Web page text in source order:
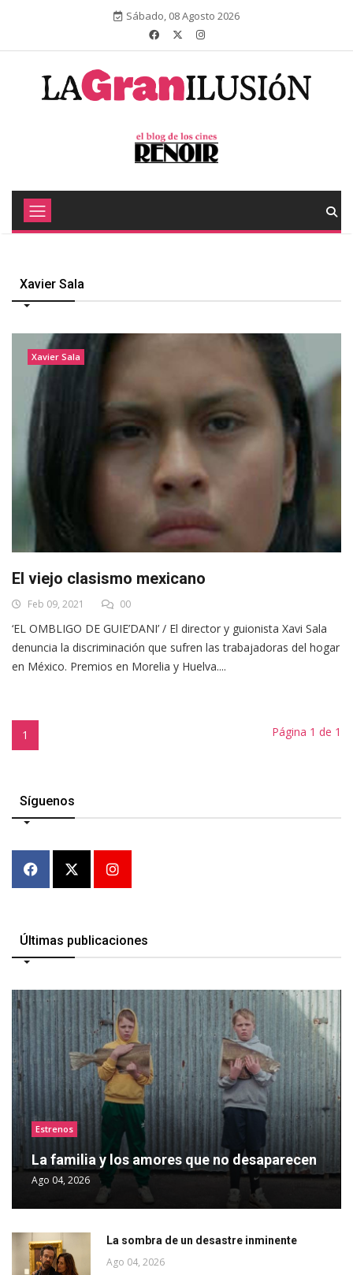
Sábado, 08 Agosto 2026
Xavier Sala
Xavier Sala
El viejo clasismo mexicano
Feb 09, 2021 00
‘EL OMBLIGO DE GUIE’DANI’ / El director y guionista Xavi Sala
denuncia la discriminación que sufren las trabajadoras del hogar
en México. Premios en Morelia y Huelva....
1 Página 1 de 1
Síguenos
Últimas publicaciones
Estrenos
La familia y los amores que no desaparecen
Ago 04, 2026
La sombra de un desastre inminente
Ago 04, 2026